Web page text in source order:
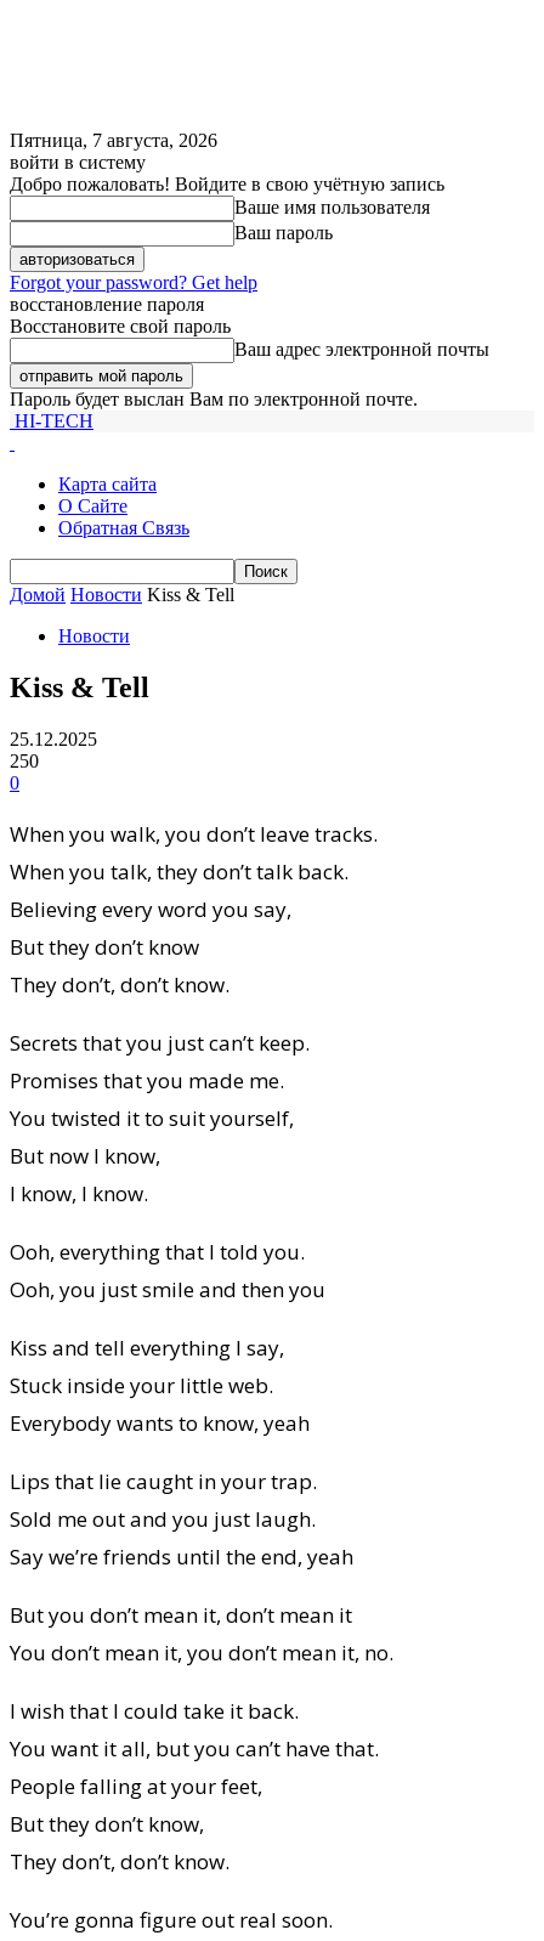
Пятница, 7 августа, 2026
войти в систему
Добро пожаловать! Войдите в свою учётную запись
Ваше имя пользователя
Ваш пароль
Forgot your password? Get help
восстановление пароля
Восстановите свой пароль
Ваш адрес электронной почты
Пароль будет выслан Вам по электронной почте.
HI-TECH
Карта сайта
О Сайте
Обратная Связь
Домой Новости Kiss & Tell
Новости
Kiss & Tell
25.12.2025
250
0
When you walk, you don’t leave tracks.
When you talk, they don’t talk back.
Believing every word you say,
But they don’t know
They don’t, don’t know.
Secrets that you just can’t keep.
Promises that you made me.
You twisted it to suit yourself,
But now I know,
I know, I know.
Ooh, everything that I told you.
Ooh, you just smile and then you
Kiss and tell everything I say,
Stuck inside your little web.
Everybody wants to know, yeah
Lips that lie caught in your trap.
Sold me out and you just laugh.
Say we’re friends until the end, yeah
But you don’t mean it, don’t mean it
You don’t mean it, you don’t mean it, no.
I wish that I could take it back.
You want it all, but you can’t have that.
People falling at your feet,
But they don’t know,
They don’t, don’t know.
You’re gonna figure out real soon.